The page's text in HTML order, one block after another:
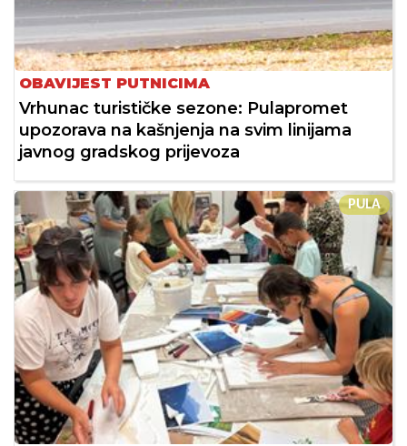
OBAVIJEST PUTNICIMA
Vrhunac turističke sezone: Pulapromet
upozorava na kašnjenja na svim linijama
javnog gradskog prijevoza
PULA